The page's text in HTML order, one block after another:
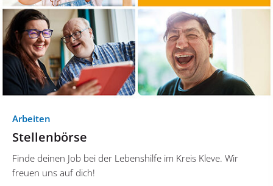
Arbeiten
Stellenbörse
Finde deinen Job bei der Lebenshilfe im Kreis Kleve. Wir
freuen uns auf dich!